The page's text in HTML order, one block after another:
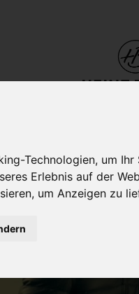
Technologien, um
Erlebnis auf der
, um Anzeigen zu